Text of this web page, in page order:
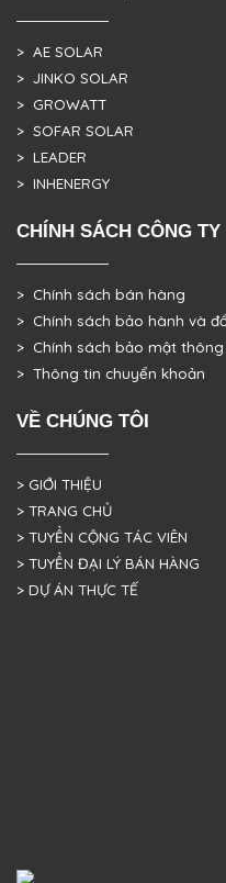
> AE SOLAR
> JINKO SOLAR
> GROWATT
> SOFAR SOLAR
> LEADER
> INHENERGY
CHÍNH SÁCH CÔNG TY
> Chính sách bán hàng
> Chính sách bảo hành và
> Chính sách bảo mật thông
> Thông tin chuyển khoản
VỀ CHÚNG TÔI
> GIỚI THIỆU
> TRANG CHỦ
> TUYỂN CỘNG TÁC VIÊN
> TUYỂN ĐẠI LÝ BÁN HÀNG
> DỰ ÁN THỰC TẾ